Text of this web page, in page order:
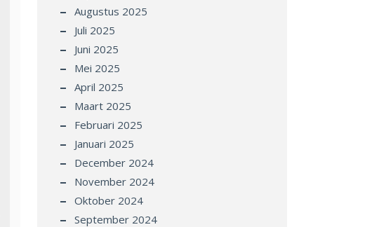
Augustus 2025
Juli 2025
Juni 2025
Mei 2025
April 2025
Maart 2025
Februari 2025
Januari 2025
December 2024
November 2024
Oktober 2024
September 2024